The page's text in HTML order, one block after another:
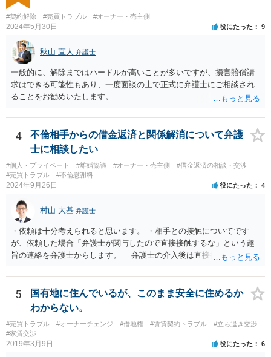
（2）の方法をとった場合に手残りがいくらになるかの計算は簡単では
ないものの、ある程度見通しもつけられますので、その金額を考慮し
つつ、提案金額を調整することをお勧めいたします。 なお、将来的な
紛争の可能性を考慮するのであれば、Cからの持分買い取りと合わせ
て、AB間の権利調整（可能であれば共有を解消し、分筆してそれぞれ
単独所有するなど）も検討なさると良いですね。
#契約解除 #売買トラブル #オーナー・売主側
2024年5月30日 役にたった 9
秋山 直人 弁護士
一般的に、解除まではハードルが高いことが多いですが、損害賠償請
求はできる可能性もあり、一度面談の上で正式に弁護士にご相談され
ることをお勧めいたします。
4
不倫相手からの借金返済と関係解消について弁護
士に相談したい
#個人・プライベート #離婚協議 #オーナー・売主側
#借金返済の相談・交渉
#売買トラブル
#不倫慰謝料
2024年9月26日 役にたった 4
村山 大基 弁護士
・依頼は十分考えられると思います。 ・相手との接触についてです
が、依頼した場合「弁護士が関与したので直接接触するな」という趣
旨の連絡を弁護士からします。 弁護士の介入後は直接接触はしない
の通報含め対応していくことになります。
5
国有地に住んでいるが、このまま安全に住めるか
わからない。
#売買トラブル #オーナーチェンジ #借地権 #賃貸契約トラブル
#立ち退き交渉
#家賃交渉
2019年3月9日 役にたった 6